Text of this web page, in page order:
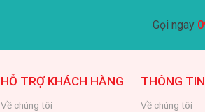
Gọi ngay
HỖ TRỢ KHÁCH HÀNG
Về chúng tôi
THÔNG TIN
Về chúng tôi